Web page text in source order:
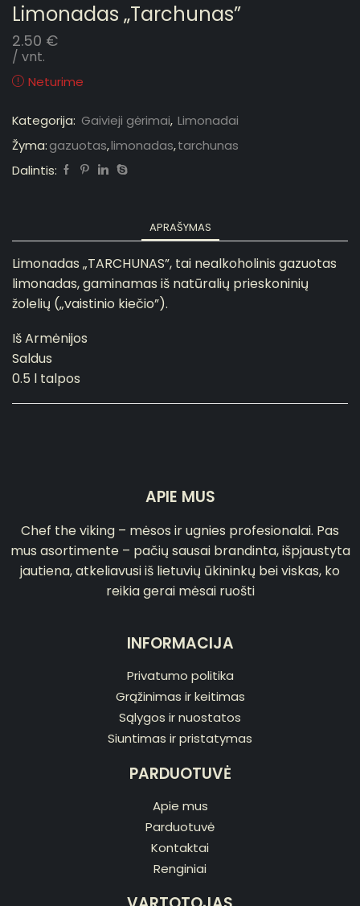
Limonadas „Tarchunas”
2.50 €
/ vnt.
Neturime
Kategorija: Gaivieji gėrimai, Limonadai
Žyma:gazuotas,limonadas,tarchunas
Dalintis:
APRAŠYMAS
Limonadas „TARCHUNAS”, tai nealkoholinis gazuotas
limonadas, gaminamas iš natūralių prieskoninių
žolelių („vaistinio kiečio”).
Iš Armėnijos
Saldus
0.5 l talpos
APIE MUS
Chef the viking – mėsos ir ugnies profesionalai. Pas
mus asortimente – pačių sausai brandinta, išpjaustyta
jautiena, atkeliavusi iš lietuvių ūkininkų bei viskas, ko
reikia gerai mėsai ruošti
INFORMACIJA
Privatumo politika
Grąžinimas ir keitimas
Sąlygos ir nuostatos
Siuntimas ir pristatymas
PARDUOTUVĖ
Apie mus
Parduotuvė
Kontaktai
Renginiai